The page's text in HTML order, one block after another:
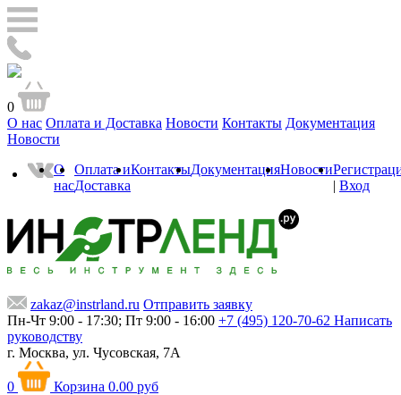
0
О нас Оплата и Доставка Новости Контакты Документация
Новости
О
нас
Оплата и
Доставка
КонтактыДокументацияНовости
| Вход
zakaz@instrland.ru Отправить заявку
Пн-Чт 9:00 - 17:30; Пт 9:00 - 16:00 +7 (495) 120-70-62 Написать
руководству
г. Москва, ул. Чусовская, 7А
0 Корзина 0.00 руб